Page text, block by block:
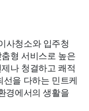
사청소와 입주청
형 서비스로 높은
나 청결하고 쾌적
을 다하는 민트케
경에서의 생활을